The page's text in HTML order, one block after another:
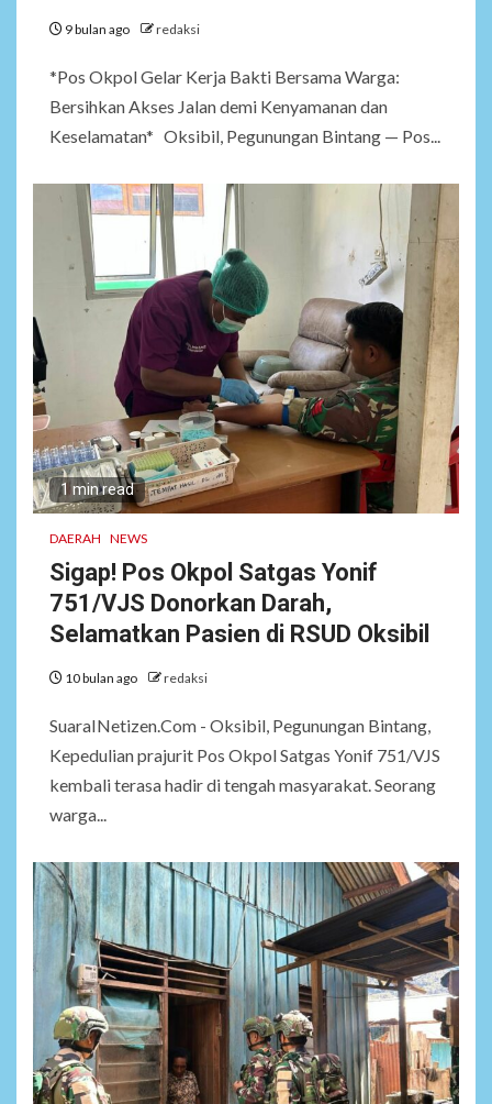
9 bulan ago redaksi
*Pos Okpol Gelar Kerja Bakti Bersama Warga:
Bersihkan Akses Jalan demi Kenyamanan dan
Keselamatan* Oksibil, Pegunungan Bintang — Pos...
1 min read
DAERAH NEWS
Sigap! Pos Okpol Satgas Yonif
751/VJS Donorkan Darah,
Selamatkan Pasien di RSUD Oksibil
10 bulan ago redaksi
SuaraINetizen.Com - Oksibil, Pegunungan Bintang,
Kepedulian prajurit Pos Okpol Satgas Yonif 751/VJS
kembali terasa hadir di tengah masyarakat. Seorang
warga...